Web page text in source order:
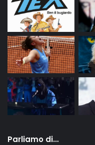
Parliamo di…